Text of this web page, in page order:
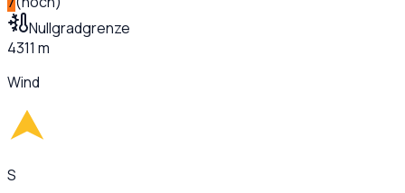
Nullgradgrenze
4311 m
Wind
S